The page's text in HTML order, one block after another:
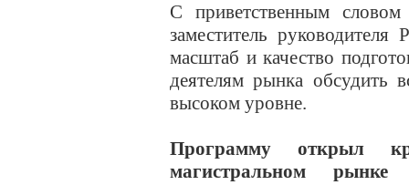
С приветственным
заместитель
масштаб и качество
деятелям рынка обсудить
высоком уровне.
Программу открыл
магистральном рынке